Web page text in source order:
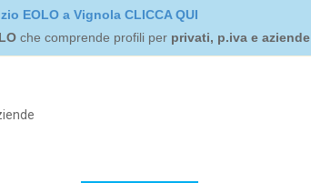
EOLO a Vignola CLICCA QUI
che comprende profili per privati, p.iva e aziende